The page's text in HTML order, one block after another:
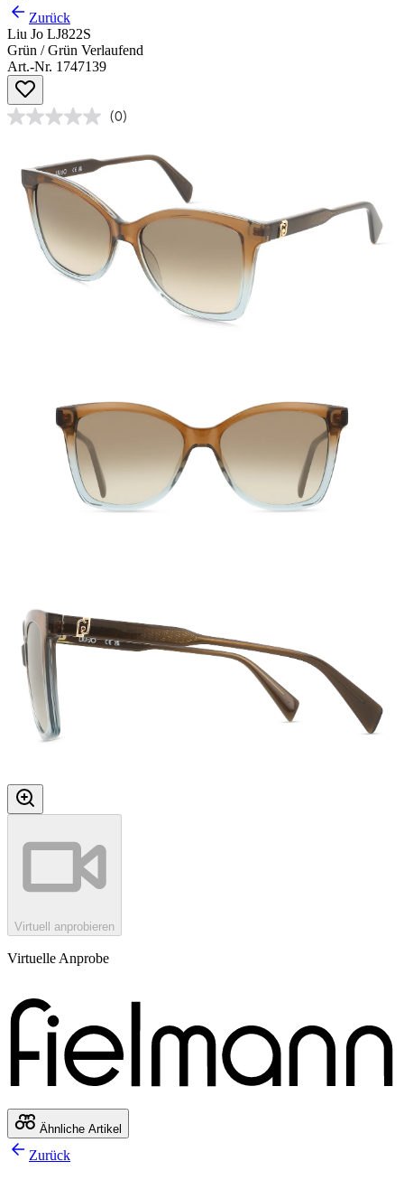
Zurück
Liu Jo LJ822S
Grün / Grün Verlaufend
Art.-Nr. 1747139
(0)
Virtuell anprobieren
Virtuelle Anprobe
Ähnliche Artikel
Zurück